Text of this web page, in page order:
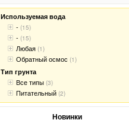
Используемая вода
- (15)
- (15)
Любая (1)
Обратный осмос (1)
Тип грунта
Все типы (3)
Питательный (2)
Новинки